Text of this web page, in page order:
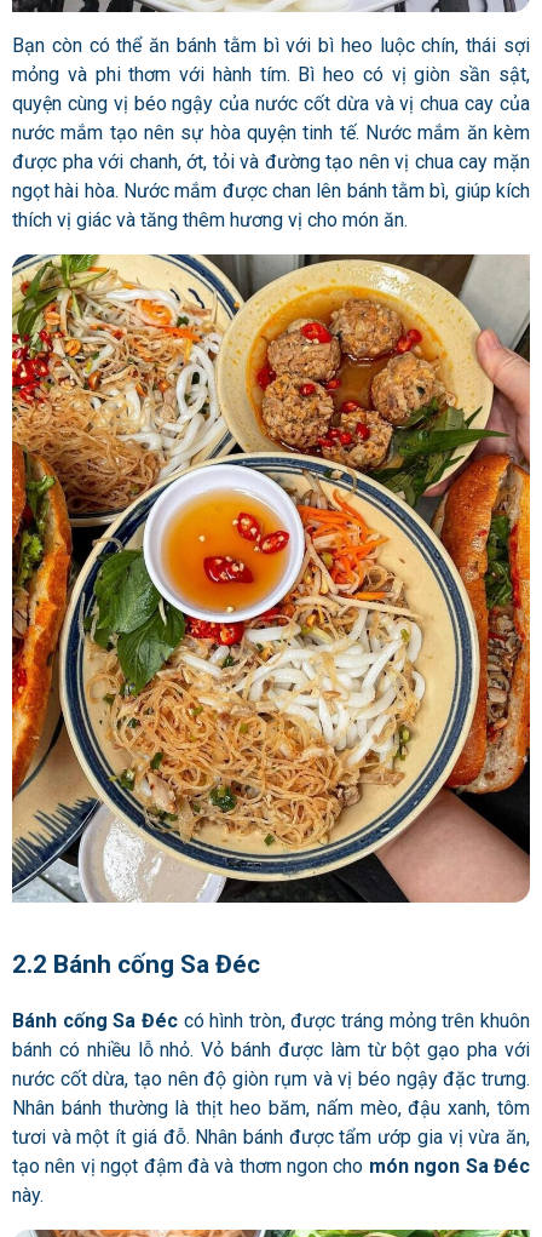
Bạn còn có thể ăn bánh tằm bì với bì heo luộc chín, thái sợi
mỏng và phi thơm với hành tím. Bì heo có vị giòn sần sật,
quyện cùng vị béo ngậy của nước cốt dừa và vị chua cay của
nước mắm tạo nên sự hòa quyện tinh tế. Nước mắm ăn kèm
được pha với chanh, ớt, tỏi và đường tạo nên vị chua cay mặn
ngọt hài hòa. Nước mắm được chan lên bánh tằm bì, giúp kích
thích vị giác và tăng thêm hương vị cho món ăn.
2.2 Bánh cống Sa Đéc
Bánh cống Sa Đéccó hình tròn, được tráng mỏng trên khuôn
bánh có nhiều lỗ nhỏ. Vỏ bánh được làm từ bột gạo pha với
nước cốt dừa, tạo nên độ giòn rụm và vị béo ngậy đặc trưng.
Nhân bánh thường là thịt heo băm, nấm mèo, đậu xanh, tôm
tươi và một ít giá đỗ. Nhân bánh được tẩm ướp gia vị vừa ăn,
tạo nên vị ngọt đậm đà và thơm ngon cho món ngon Sa Đéc
này.